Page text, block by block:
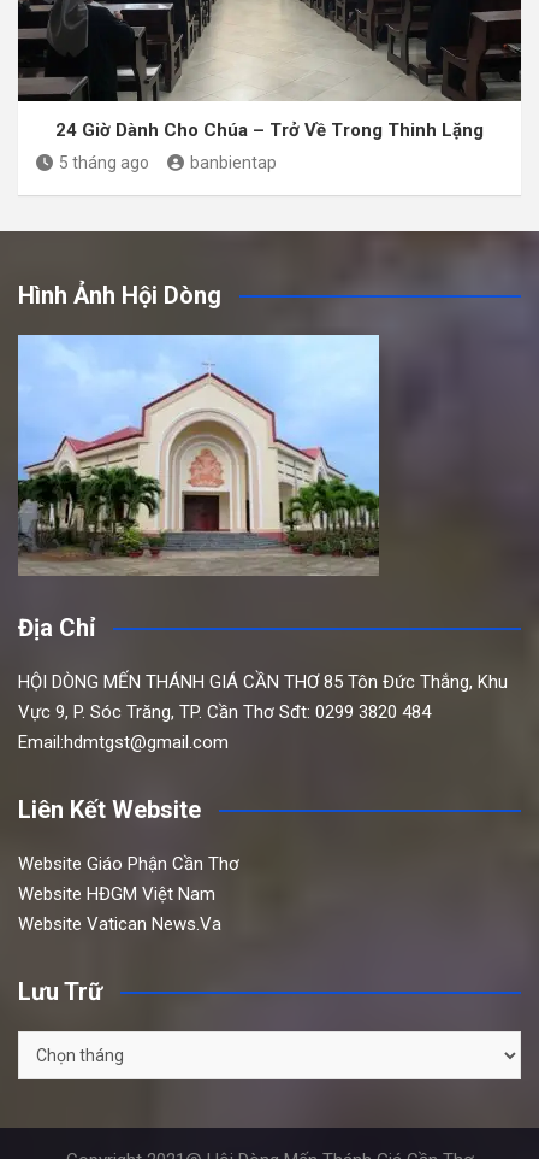
24 Giờ Dành Cho Chúa – Trở Về Trong Thinh Lặng
5 tháng ago banbientap
Hình Ảnh Hội Dòng
Địa Chỉ
HỘI DÒNG MẾN THÁNH GIÁ CẦN THƠ 85 Tôn Đức Thắng, Khu
Vực 9, P. Sóc Trăng, TP. Cần Thơ Sđt: 0299 3820 484
Email:hdmtgst@gmail.com
Liên Kết Website
Website Giáo Phận Cần Thơ
Website HĐGM Việt Nam
Website Vatican News.Va
Lưu Trữ
Lưu
Trữ